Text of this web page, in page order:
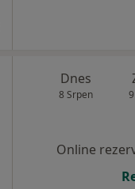
Dnes
8 Srpen
Online